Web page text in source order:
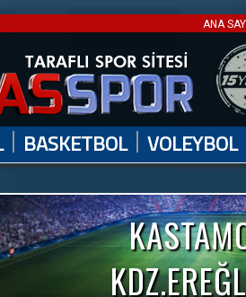
ANA
| BASKETBOL | VOLEYBOL